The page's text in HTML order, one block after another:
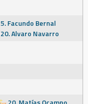
5. Facundo Bernal
20. Alvaro Navarro